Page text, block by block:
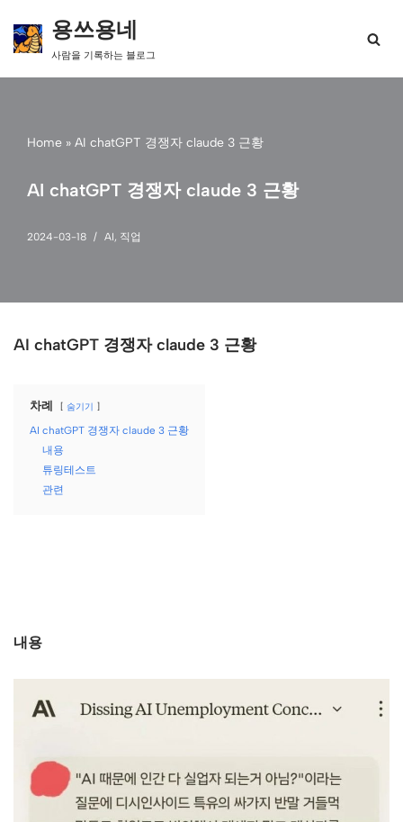
콘
용쓰용네
사람을 기록하는 블로그
Home » AI chatGPT 경쟁자 claude 3 근황
AI chatGPT 경쟁자 claude 3 근황
2024-03-18 AI, 직업
AI chatGPT 경쟁자 claude 3 근황
차례 숨기기
AI chatGPT 경쟁자 claude 3 근황
내용
튜링테스트
관련
내용